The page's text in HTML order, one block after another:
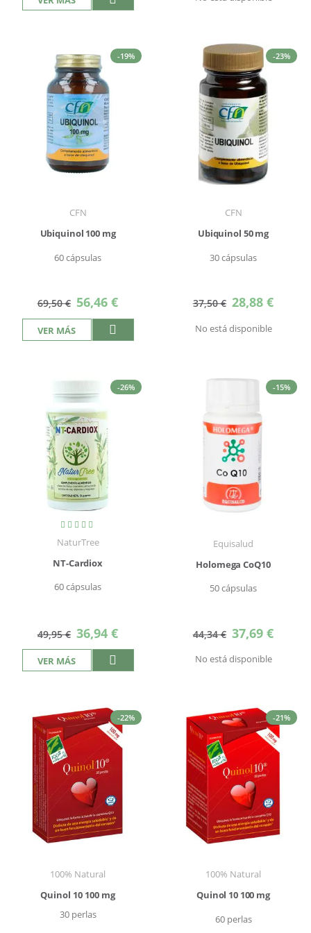
-19%
CFN
Ubiquinol 100 mg
60 cápsulas
69,50 € Precio
especial
56,46 €
VER MÁS
-23%
CFN
Ubiquinol 50 mg
30 cápsulas
37,50 € Precio
especial
28,88 €
No está disponible
-26%
Valoración:
100%
NaturTree
NT-Cardiox
60 cápsulas
49,95 € Precio
especial
36,94 €
VER MÁS
-15%
Equisalud
Holomega CoQ10
50 cápsulas
44,34 € Precio
especial
37,69 €
No está disponible
-22%
100% Natural
Quinol 10 100 mg
30 perlas
-21%
100% Natural
Quinol 10 100 mg
60 perlas